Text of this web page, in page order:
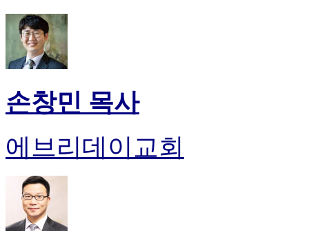
손창민 목사
에브리데이교회